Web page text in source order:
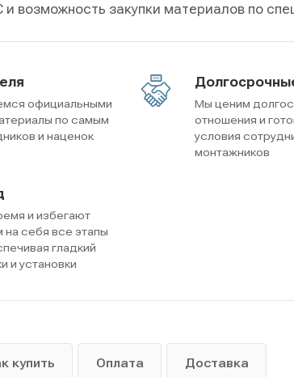
возможность закупки материалов по
официальными
по самым
и наценок
Мы ценим
отношения и
условия
монтажников
и избегают
на себя все этапы
гладкий
и установки
купить Оплата Доставка